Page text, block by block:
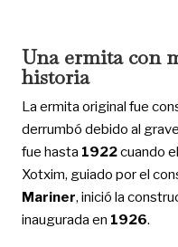
Una ermita con
historia
La ermita original fue
derrumbó debido al
fue hasta 1922cuando
Xotxim, guiado por el
Mariner, inició la
inaugurada en 1926.